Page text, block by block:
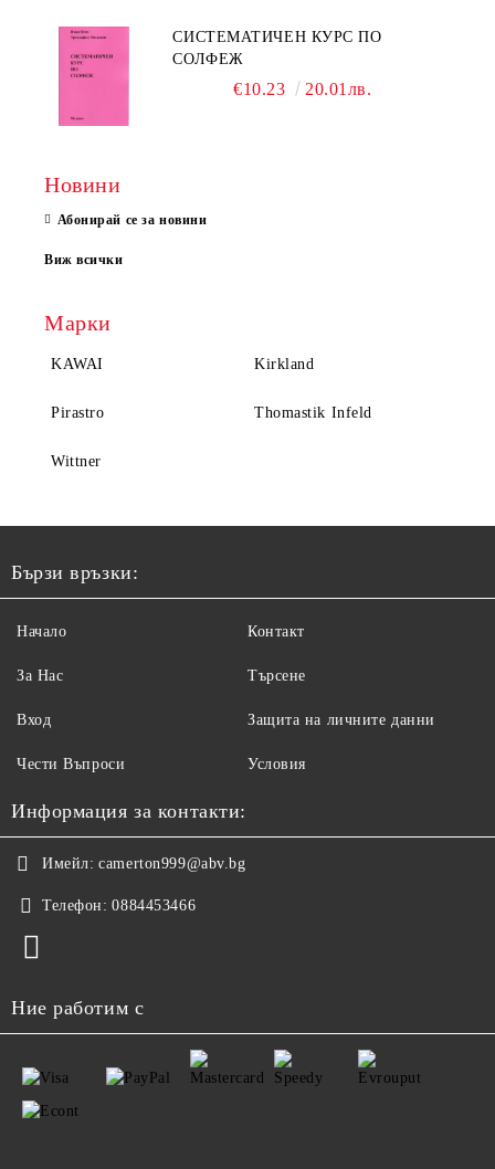
СИСТЕМАТИЧЕН КУРС ПО
СОЛФЕЖ
€10.23 20.01лв.
Новини
Абонирай се за новини
Виж всички
Марки
KAWAI Kirkland
Pirastro Thomastik Infeld
Wittner
Бързи връзки:
Начало
За Нас
Вход
Чести Въпроси
Контакт
Търсене
Защита на личните данни
Условия
Информация за контакти:
Имейл: camerton999@abv.bg
Телефон: 0884453466
Ние работим с